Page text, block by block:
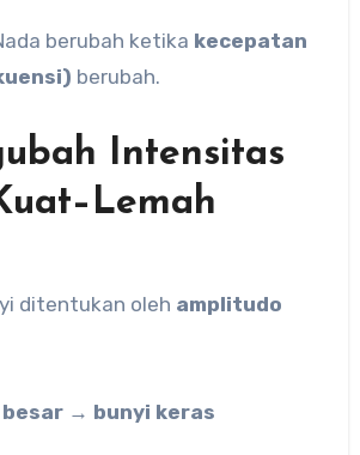
berubah ketika kecepatan
berubah.
Intensitas
ditentukan oleh amplitudo
besar → bunyi keras